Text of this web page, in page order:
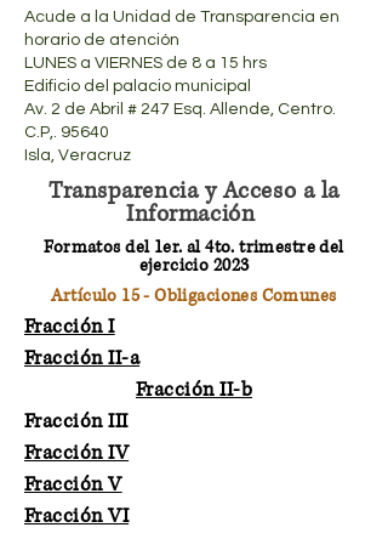
Acude a la Unidad de Transparencia en
horario de atención
LUNES a VIERNES de 8 a 15 hrs
Edificio del palacio municipal
Av. 2 de Abril # 247 Esq. Allende, Centro.
C.P,. 95640
Isla, Veracruz
Transparencia y Acceso a la
Información
Formatos del 1er. al 4to. trimestre del
ejercicio 2023
Artículo 15 - Obligaciones Comunes
Fracción I
Fracción II-a
Fracción II-b
Fracción III
Fracción IV
Fracción V
Fracción VI